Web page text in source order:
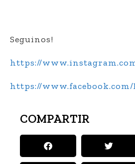
Seguinos!
https://
https://
COMPARTIR